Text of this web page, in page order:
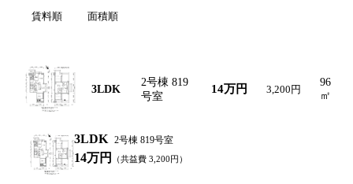
賃料順 面積順
3LDK
2号棟 819
号室
14万円 3,200円
96
㎡
3LDK 2号棟 819号室
14万円 （共益費 3,200 円）